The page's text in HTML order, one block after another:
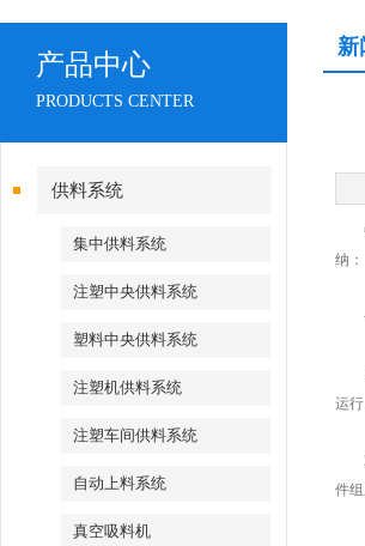
产品中心
PRODUCTS CENTER
供料系统
集中供料系统
注塑中央供料系统
塑料中央供料系统
注塑机供料系统
注塑车间供料系统
自动上料系统
真空吸料机
新
中
纳：
一
1
运行
2
件